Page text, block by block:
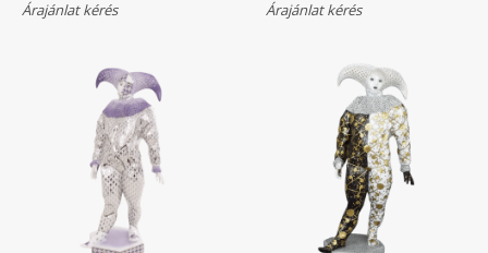
Árajánlat kérés Árajánlat kérés